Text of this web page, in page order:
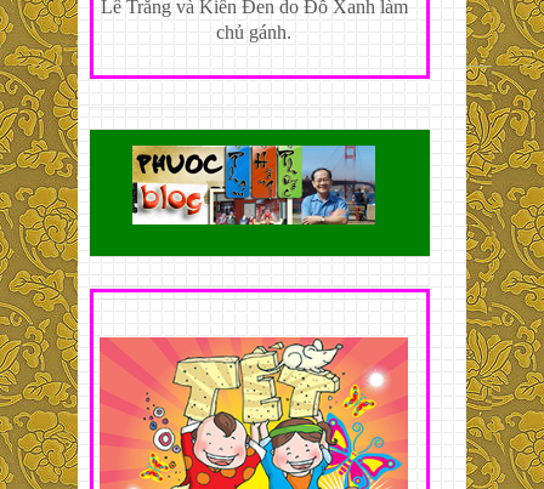
Lê Trắng và Kiến Đen do Đỗ Xanh làm
chủ gánh.